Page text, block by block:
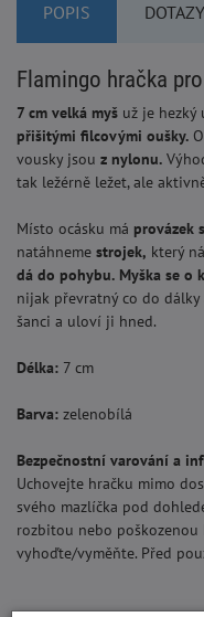
POPIS
Flamingo hračka
7 cm velká myš už je hezký
přišitými filcovými oušky.
vousky jsou z nylonu.
tak ležérně ležet, ale
Místo ocásku má provázek
natáhneme strojek, který
dá do pohybu. Myška se o
nijak převratný co do dálky
šanci a uloví ji hned.
Délka: 7 cm
Barva: zelenobílá
Bezpečnostní varování a
Uchovejte hračku mimo
svého mazlíčka pod
rozbitou nebo poškozenou
vyhoďte/vyměňte. Před